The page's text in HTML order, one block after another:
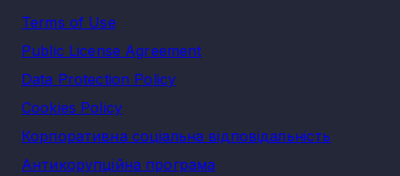
Terms of Use
Public License Agreement
Data Protection Policy
Cookies Policy
Корпоративна соціальна відповідальність
Антикорупційна програма